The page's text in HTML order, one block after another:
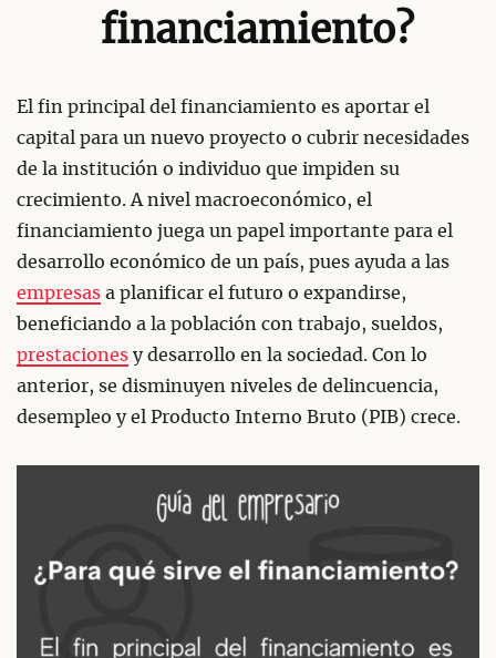
financiamiento?
El fin principal del financiamiento es aportar el
capital para un nuevo proyecto o cubrir necesidades
de la institución o individuo que impiden su
crecimiento. A nivel macroeconómico, el
financiamiento juega un papel importante para el
desarrollo económico de un país, pues ayuda a las
empresas a planificar el futuro o expandirse,
beneficiando a la población con trabajo, sueldos,
prestaciones y desarrollo en la sociedad. Con lo
anterior, se disminuyen niveles de delincuencia,
desempleo y el Producto Interno Bruto (PIB) crece.